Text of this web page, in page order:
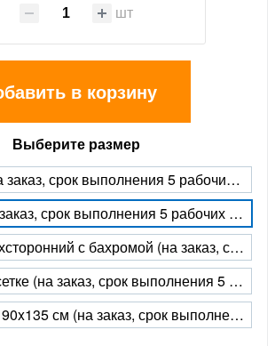
шт
в корзину
Выберите размер
140x210 см (на заказ, срок выполнения 5 рабочих дней)
90x135 см (на заказ, срок выполнения 5 рабочих дней)
90х135 см двухсторонний с бахромой (на заказ, срок выполнения 5 рабочих дней)
90х135 см на сетке (на заказ, срок выполнения 5 рабочих дней)
Двусторонний 90x135 см (на заказ, срок выполнения 5 рабочих дней)